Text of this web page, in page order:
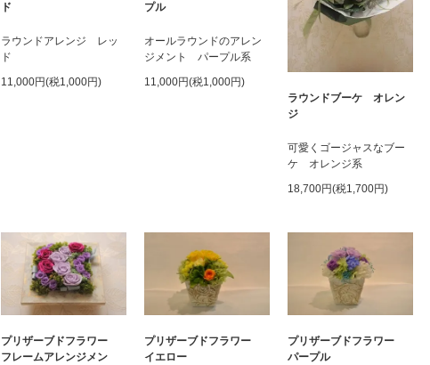
ド
ラウンドアレンジ レッ
ド
11,000円(税1,000円)
プル
オールラウンドのアレン
ジメント パープル系
11,000円(税1,000円)
ラウンドブーケ オレン
ジ
可愛くゴージャスなブー
ケ オレンジ系
18,700円(税1,700円)
プリザーブドフラワー
フレームアレンジメン
プリザーブドフラワー
イエロー
プリザーブドフラワー
パープル